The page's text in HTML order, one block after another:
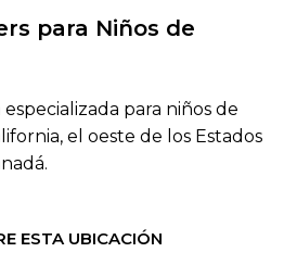
para Niños de
para niños de
el oeste de los Estados
ESTA UBICACIÓN